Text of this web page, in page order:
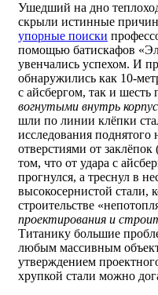
Ушедший на дно
скрыли истинные
упорные поиски
помощью батискафов
увенчались успехом. И
обнаружились как 10-
с айсбергом, так и
вогнутыми внутрь
шли по линии клёпки
исследования поднятого
отверстиями от
том, что от удара с
прогнулся, а треснул в
высокосернистой стали,
строительстве
проектирования и
Титанику большие
любым массивным
утверждением
хрупкой стали можно